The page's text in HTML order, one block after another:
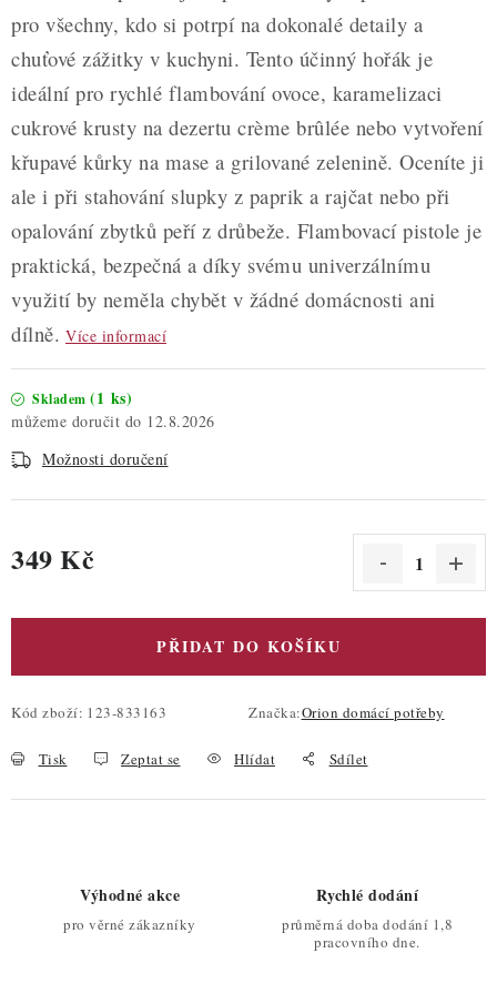
pro všechny, kdo si potrpí na dokonalé detaily a
chuťové zážitky v kuchyni. Tento účinný hořák je
ideální pro rychlé flambování ovoce, karamelizaci
cukrové krusty na dezertu crème brûlée nebo vytvoření
křupavé kůrky na mase a grilované zelenině. Oceníte ji
ale i při stahování slupky z paprik a rajčat nebo při
opalování zbytků peří z drůbeže. Flambovací pistole je
praktická, bezpečná a díky svému univerzálnímu
využití by neměla chybět v žádné domácnosti ani
dílně. Více informací
Skladem (1 ks)
12.8.2026
Možnosti doručení
349 Kč
PŘIDAT DO KOŠÍKU
Kód zboží: 123-833163 Značka:Orion domácí potřeby
Tisk Zeptat se Hlídat Sdílet
Výhodné akce
pro věrné zákazníky
Rychlé dodání
průměrná doba dodání 1,8
pracovního dne.